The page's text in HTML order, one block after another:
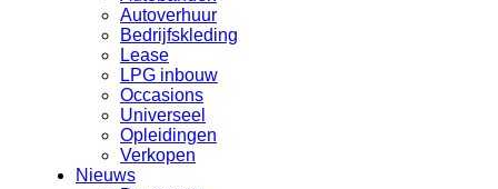
Autoverhuur
Bedrijfskleding
Lease
LPG inbouw
Occasions
Universeel
Opleidingen
Verkopen
Nieuws